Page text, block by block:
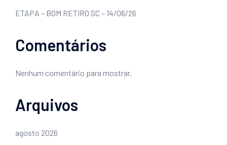
ETAPA – BOM RETIRO SC – 14/06/26
Comentários
Nenhum comentário para mostrar.
Arquivos
agosto 2026